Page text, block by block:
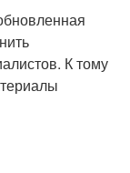
К тому